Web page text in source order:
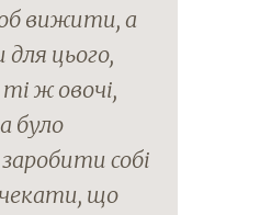
вижити, а
цього,
ж овочі,
було
собі
що